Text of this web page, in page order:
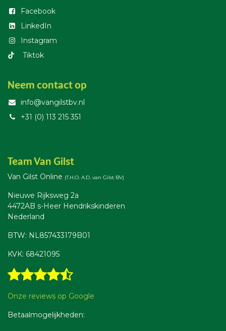
Facebook
LinkedIn
Instagram
T​iktok
Neem contact op
info@vangilstbv.nl
+31 (0) 113 215 351
Team Van Gilst
Van Gilst Online (T.H.O. A.D. van Gilst BV)
Nieuwe Rijksweg 2a
4472AB s-Heer Hendrikskinderen
Nederland
BTW: NL857433179B01
KVK: 68421095
Onze reviews op Google
Betaalmogelijkheden: